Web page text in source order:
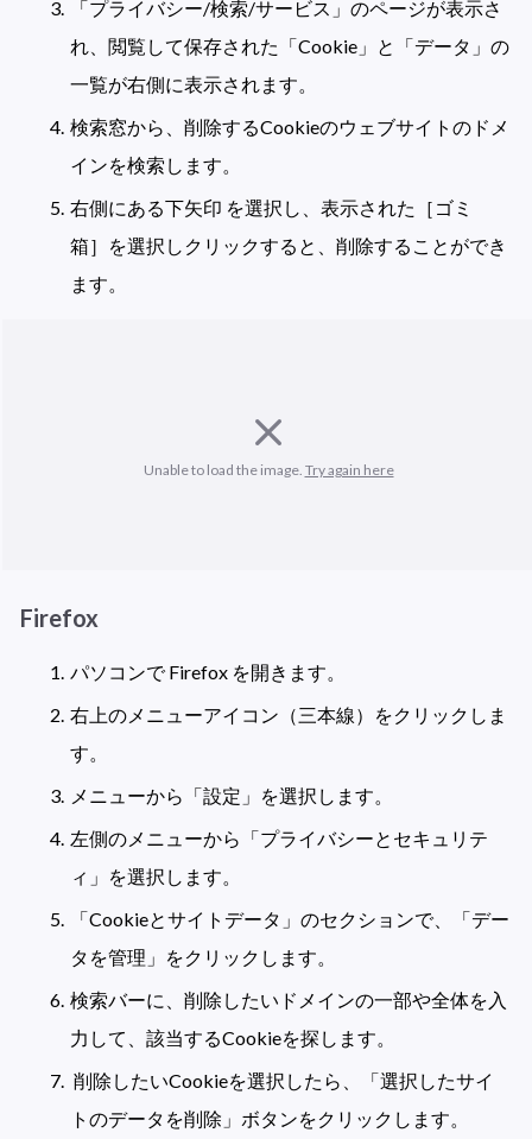
「プライバシー/検索/サービス」のページが表示さ
れ、閲覧して保存された「Cookie」と「データ」の
一覧が右側に表示されます。
検索窓から、削除するCookieのウェブサイトのドメ
インを検索します。
右側にある下矢印 を選択し、表示された［ゴミ
箱］を選択しクリックすると、削除することができ
ます。
Unable to load the image. Try again here
Firefox
パソコンで Firefox を開きます。
右上のメニューアイコン（三本線）をクリックしま
す。
メニューから「設定」を選択します。
左側のメニューから「プライバシーとセキュリテ
ィ」を選択します。
「Cookieとサイトデータ」のセクションで、「デー
タを管理」をクリックします。
検索バーに、削除したいドメインの一部や全体を入
力して、該当するCookieを探します。
削除したいCookieを選択したら、「選択したサイ
トのデータを削除」ボタンをクリックします。